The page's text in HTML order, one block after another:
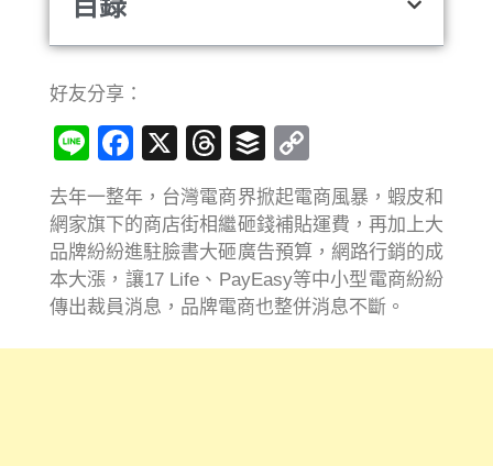
好友分享：
LineFacebook
X Threads
Buffer
Link
去年一整年，台灣電商界掀起電商風暴，蝦皮和
網家旗下的商店街相繼砸錢補貼運費，再加上大
品牌紛紛進駐臉書大砸廣告預算，網路行銷的成
本大漲，讓17 Life、PayEasy等中小型電商紛紛
傳出裁員消息，品牌電商也整併消息不斷。